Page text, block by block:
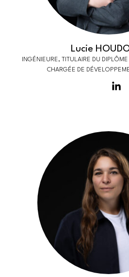
Lucie
INGÉNIEURE, TITULAIRE DU
CHARGÉE DE